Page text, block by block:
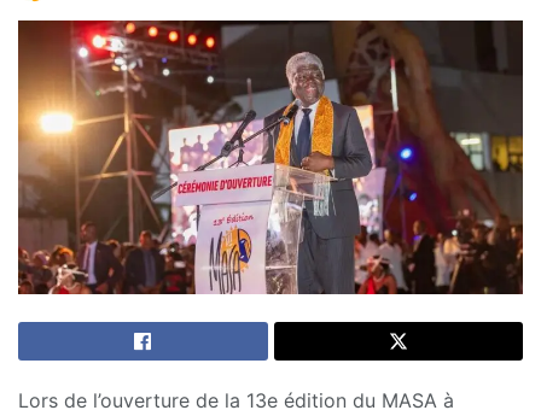
Lors de l’ouverture de la 13e édition du MASA à